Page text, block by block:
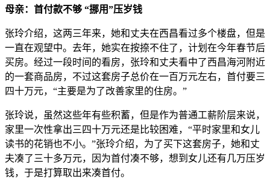
母亲：首付款不够 “挪用”压岁钱
张玲介绍，这两三年来，她和丈夫在西昌看过多个楼盘，但是
一直在观望中。去年，她实在按捺不住了，计划在今年春节后
买房。经过一段时间的看房，张玲和丈夫看中了西昌海河附近
的一套商品房，不过这套房子总价在一百万元左右，首付要三
四十万元，“主要是为了改善家里的住房。”
张玲说，虽然这些年有些积蓄，但是作为普通工薪阶层来说，
家里一次性拿出三四十万元还是比较困难，“平时家里和女儿
读书的花销也不小。”张玲介绍，为了买下这套房子，她和丈
夫凑了三十多万元，因为首付凑不够，想到女儿还有几万压岁
钱，于是打算取出来凑首付。